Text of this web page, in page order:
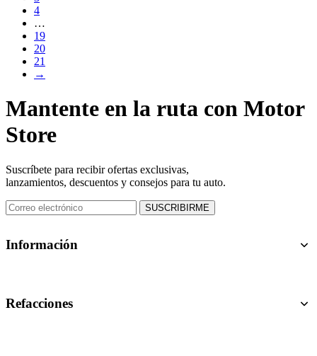
4
…
19
20
21
→
Mantente en la ruta con Motor
Store
Suscríbete para recibir ofertas exclusivas,
lanzamientos, descuentos y consejos para tu auto.
SUSCRIBIRME
Información
Refacciones